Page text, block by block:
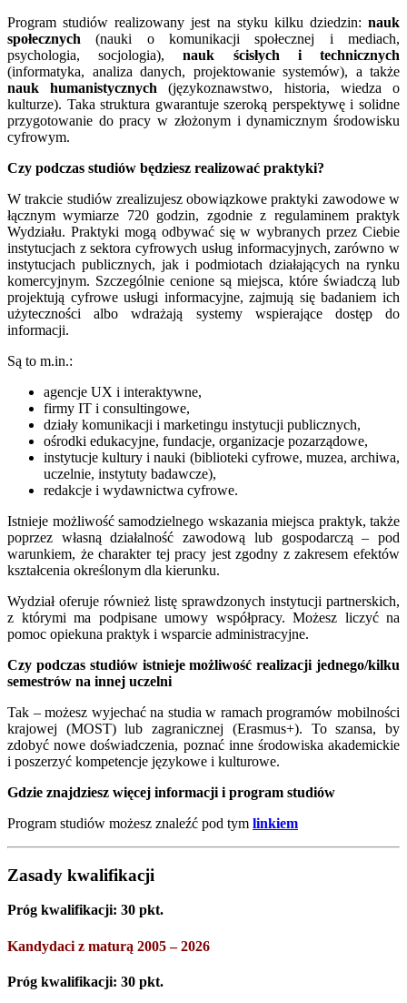
Program studiów realizowany jest na styku kilku dziedzin: nauk
społecznych(nauki o komunikacji społecznej i mediach,
psychologia, socjologia),nauk ścisłych i technicznych
(informatyka, analiza danych, projektowanie systemów), a także
nauk humanistycznych (językoznawstwo, historia, wiedza o
kulturze). Taka struktura gwarantuje szeroką perspektywę i solidne
przygotowanie do pracy w złożonym i dynamicznym środowisku
cyfrowym.
Czy podczas studiów będziesz realizować praktyki?
W trakcie studiów zrealizujesz obowiązkowe praktyki zawodowe w
łącznym wymiarze 720 godzin, zgodnie z regulaminem praktyk
Wydziału. Praktyki mogą odbywać się w wybranych przez Ciebie
instytucjach z sektora cyfrowych usług informacyjnych, zarówno w
instytucjach publicznych, jak i podmiotach działających na rynku
komercyjnym. Szczególnie cenione są miejsca, które świadczą lub
projektują cyfrowe usługi informacyjne, zajmują się badaniem ich
użyteczności albo wdrażają systemy wspierające dostęp do
informacji.
Są to m.in.:
agencje UX i interaktywne,
firmy IT i consultingowe,
działy komunikacji i marketingu instytucji publicznych,
ośrodki edukacyjne, fundacje, organizacje pozarządowe,
instytucje kultury i nauki (biblioteki cyfrowe, muzea, archiwa,
uczelnie, instytuty badawcze),
redakcje i wydawnictwa cyfrowe.
Istnieje możliwość samodzielnego wskazania miejsca praktyk, także
poprzez własną działalność zawodową lub gospodarczą – pod
warunkiem, że charakter tej pracy jest zgodny z zakresem efektów
kształcenia określonym dla kierunku.
Wydział oferuje również listę sprawdzonych instytucji partnerskich,
z którymi ma podpisane umowy współpracy. Możesz liczyć na
pomoc opiekuna praktyk i wsparcie administracyjne.
Czy podczas studiów istnieje możliwość realizacji jednego/kilku
semestrów na innej uczelni
Tak – możesz wyjechać na studia w ramach programów mobilności
krajowej (MOST) lub zagranicznej (Erasmus+). To szansa, by
zdobyć nowe doświadczenia, poznać inne środowiska akademickie
i poszerzyć kompetencje językowe i kulturowe.
Gdzie znajdziesz więcej informacji i program studiów
Program studiów możesz znaleźć pod tym linkiem
Zasady kwalifikacji
Próg kwalifikacji: 30 pkt.
Kandydaci z maturą 2005 – 2026
Próg kwalifikacji: 30 pkt.